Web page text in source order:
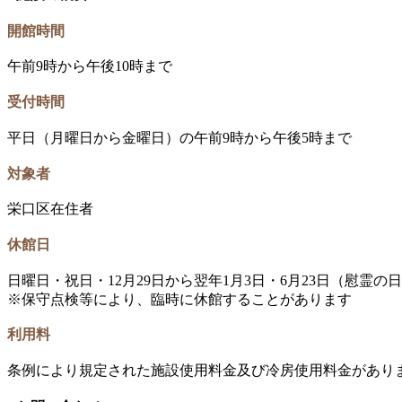
開館時間
午前9時から午後10時まで
受付時間
平日（月曜日から金曜日）の午前9時から午後5時まで
対象者
栄口区在住者
休館日
日曜日・祝日・12月29日から翌年1月3日・6月23日（慰霊の日
※保守点検等により、臨時に休館することがあります
利用料
条例により規定された施設使用料金及び冷房使用料金があり